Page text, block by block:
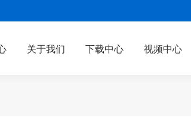
关于我们 下载中心 视频中心